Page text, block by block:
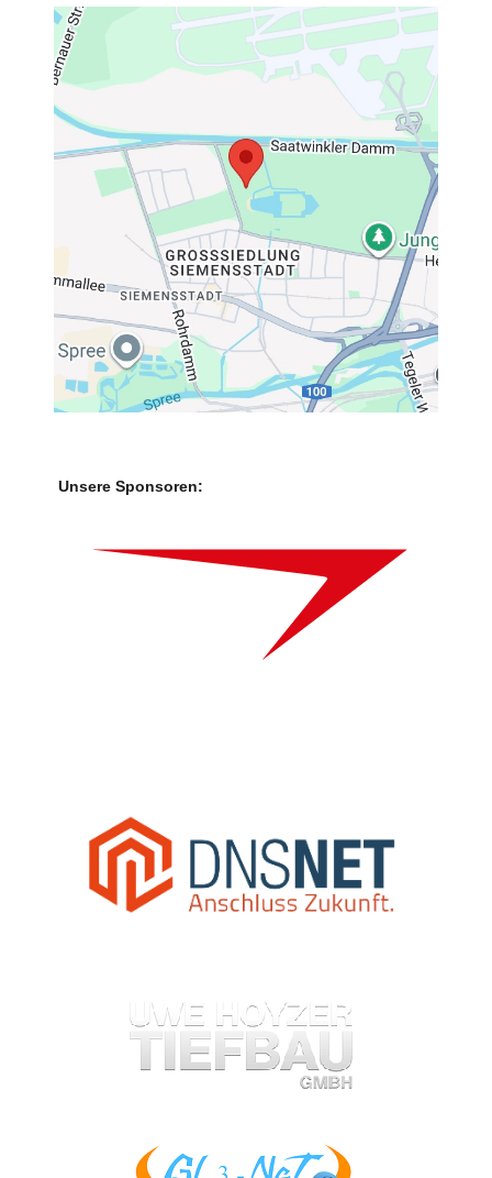
Unsere Sponsoren: